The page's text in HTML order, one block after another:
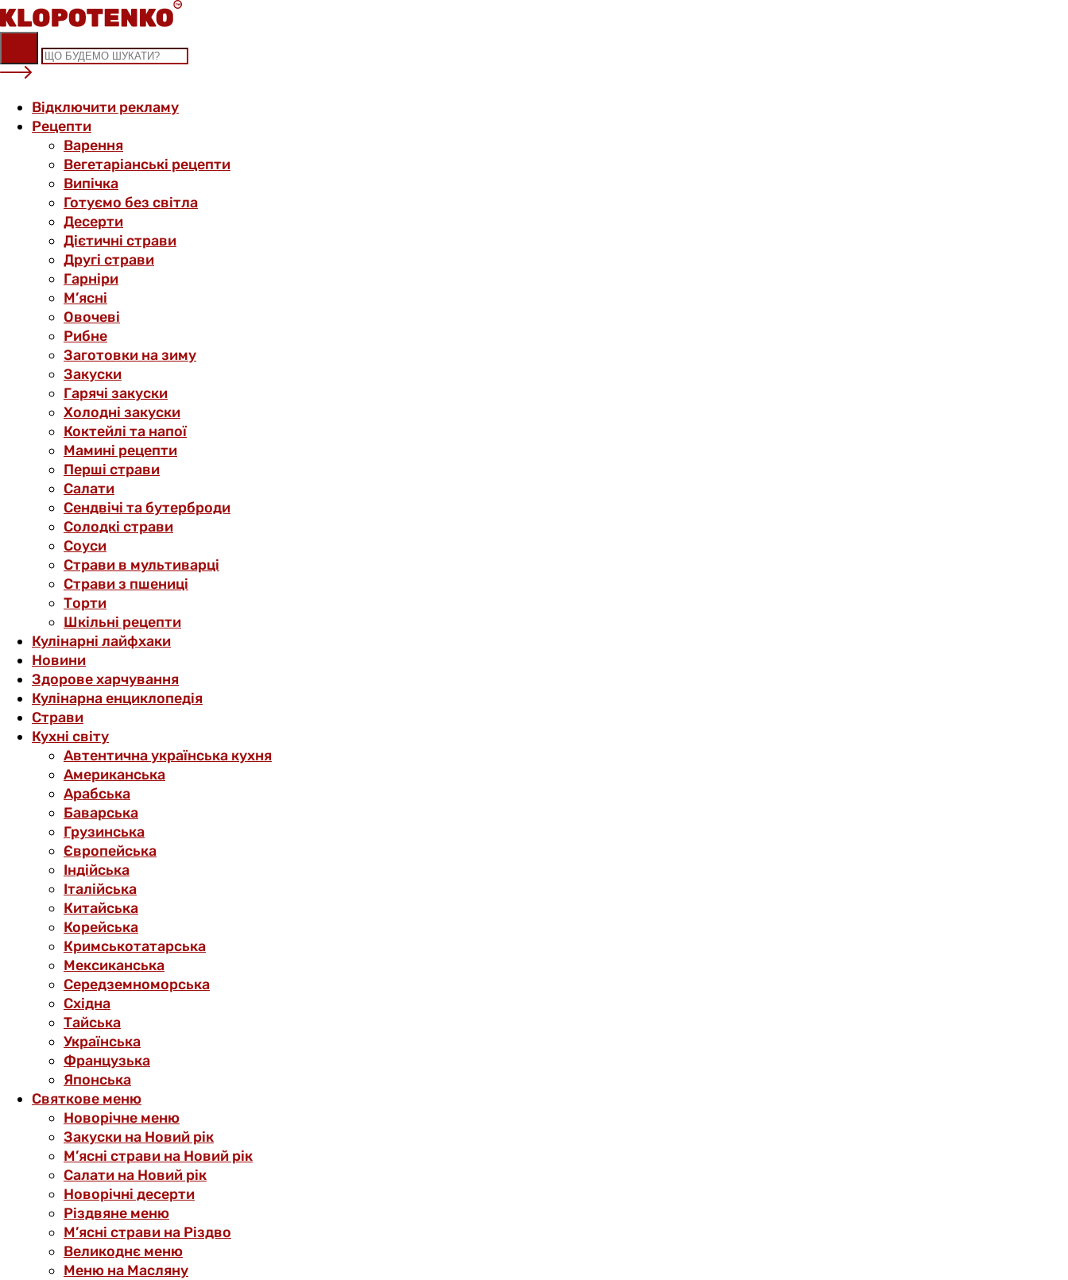
Skip
to
content
Відключити рекламу
Рецепти
Варення
Вегетаріанські рецепти
Випічка
Готуємо без світла
Десерти
Дієтичні страви
Другі страви
Гарніри
М’ясні
Овочеві
Рибне
Заготовки на зиму
Закуски
Гарячі закуски
Холодні закуски
Коктейлі та напої
Мамині рецепти
Перші страви
Салати
Сендвічі та бутерброди
Солодкі страви
Соуси
Страви в мультиварці
Страви з пшениці
Торти
Шкільні рецепти
Кулінарні лайфхаки
Новини
Здорове харчування
Кулінарна енциклопедія
Страви
Кухні світу
Автентична українська кухня
Американська
Арабська
Баварська
Грузинська
Європейська
Індійська
Італійська
Китайська
Корейська
Кримськотатарська
Мексиканська
Середземноморська
Східна
Тайська
Українська
Французька
Японська
Святкове меню
Новорічне меню
Закуски на Новий рік
М’ясні страви на Новий рік
Салати на Новий рік
Новорічні десерти
Різдвяне меню
М’ясні страви на Різдво
Великоднє меню
Меню на Масляну